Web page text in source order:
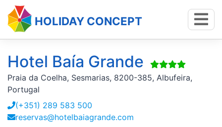
HOLIDAY CONCEPT
Hotel Baía Grande
Praia da Coelha, Sesmarias, 8200-385, Albufeira,
Portugal
(+351) 289 583 500
reservas@hotelbaiagrande.com